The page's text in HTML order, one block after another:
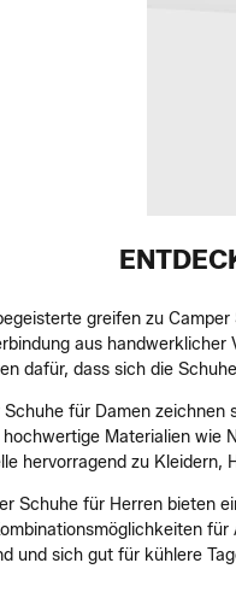
greifen zu
aus
dafür, dass sich die
Schuhe für Damen
hochwertige Materialien wie
hervorragend zu Kleidern,
Schuhe für Herren bieten
und sich gut für kühlere